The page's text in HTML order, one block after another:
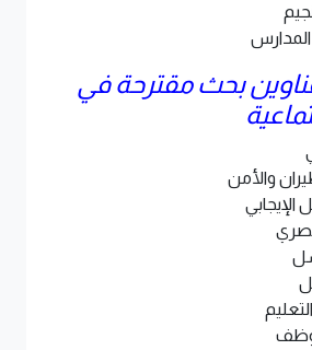
بحث مقترحة في
والأمن
الإيجابي